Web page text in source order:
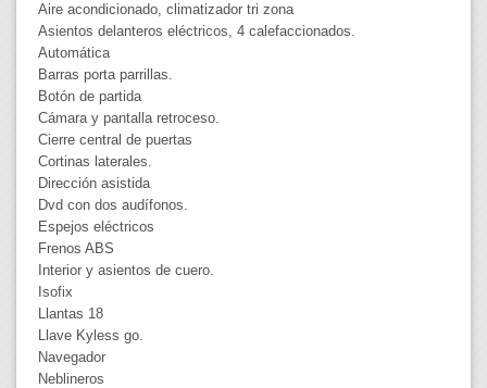
Aire acondicionado, climatizador tri zona
Asientos delanteros eléctricos, 4 calefaccionados.
Automática
Barras porta parrillas.
Botón de partida
Cámara y pantalla retroceso.
Cierre central de puertas
Cortinas laterales.
Dirección asistida
Dvd con dos audífonos.
Espejos eléctricos
Frenos ABS
Interior y asientos de cuero.
Isofix
Llantas 18
Llave Kyless go.
Navegador
Neblineros